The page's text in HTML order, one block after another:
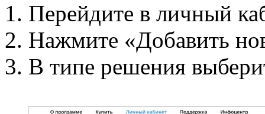
Перейдите в личный
Нажмите «Добавить
В типе решения